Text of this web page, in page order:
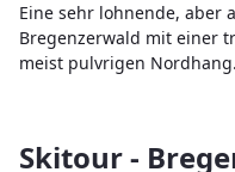
Eine sehr lohnende, aber
Bregenzerwald mit einer
meist pulvrigen Nordhang.
Skitour -